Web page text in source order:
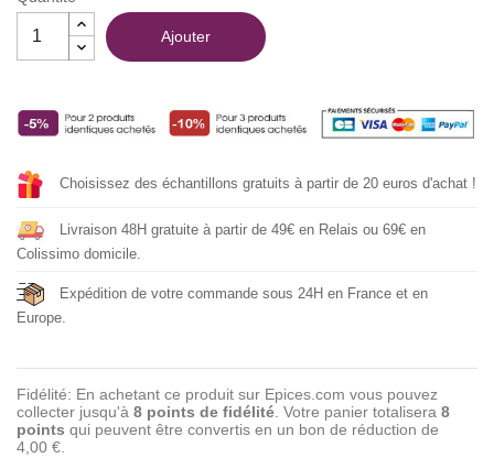
Ajouter
Choisissez des échantillons gratuits à partir de 20 euros d'achat !
Livraison 48H gratuite à partir de 49€ en Relais ou 69€ en
Colissimo domicile.
Expédition de votre commande sous 24H en France et en
Europe.
Fidélité: En achetant ce produit sur Epices.com vous pouvez
collecter jusqu'à 8 points de fidélité . Votre panier totalisera 8
points qui peuvent être convertis en un bon de réduction de
4,00 €